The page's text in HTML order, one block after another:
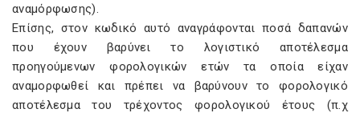
αναμόρφωσης).
Επίσης, στον κωδικό αυτό αναγράφονται ποσά δαπανών
που έχουν βαρύνει το λογιστικό αποτέλεσμα
προηγούμενων φορολογικών ετών τα οποία είχαν
αναμορφωθεί και πρέπει να βαρύνουν το φορολογικό
αποτέλεσμα του τρέχοντος φορολογικού έτους (π.χ